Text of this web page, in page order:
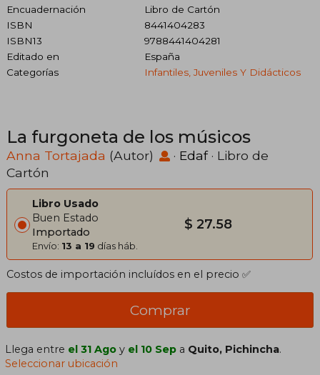
Encuadernación
Libro de Cartón
ISBN
8441404283
ISBN13
9788441404281
Editado en
España
Categorías
Infantiles, Juveniles Y Didácticos
La furgoneta de los músicos
Anna Tortajada (Autor) · Edaf· Libro de
Cartón
Libro Usado
Buen Estado
Importado
Envío: 13 a 19 días háb.
$ 27.58
Costos de importación incluídos en el precio ✅
Comprar
Llega entre el 31 Ago y el 10 Sep a Quito, Pichincha.
Seleccionar ubicación